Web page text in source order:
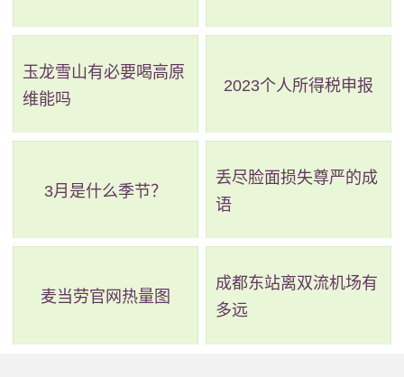
玉龙雪山有必要喝高原
维能吗
2023个人所得税申报
3月是什么季节？
丢尽脸面损失尊严的成
语
麦当劳官网热量图
成都东站离双流机场有
多远